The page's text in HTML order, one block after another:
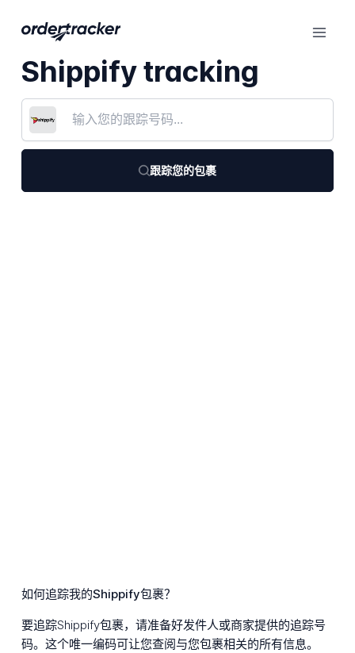
Shippify tracking
跟踪您的包裹
如何追踪我的Shippify包裹？
要追踪Shippify包裹，请准备好发件人或商家提供的追踪号
码。这个唯一编码可让您查阅与您包裹相关的所有信息。